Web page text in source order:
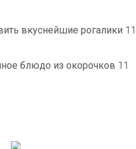
вкуснейшие рогалики 11
блюдо из окорочков 11